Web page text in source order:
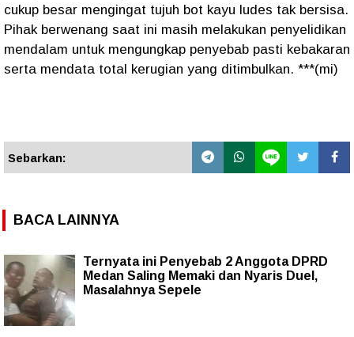
cukup besar mengingat tujuh bot kayu ludes tak bersisa.
Pihak berwenang saat ini masih melakukan penyelidikan
mendalam untuk mengungkap penyebab pasti kebakaran
serta mendata total kerugian yang ditimbulkan. ***(mi)
Sebarkan:
BACA LAINNYA
Ternyata ini Penyebab 2 Anggota DPRD
Medan Saling Memaki dan Nyaris Duel,
Masalahnya Sepele